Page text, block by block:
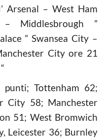
Arsenal – West Ham
Middlesbrough ”
” Swansea City –
City ore 21
punti; Tottenham 62;
City 58; Manchester
51; West Bromwich
Leicester 36; Burnley